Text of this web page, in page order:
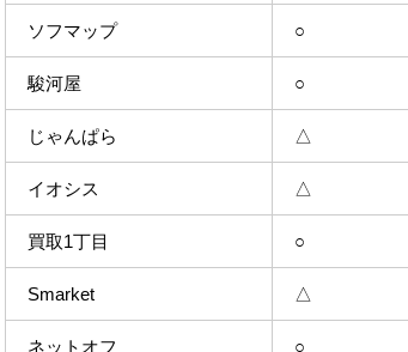
ソフマップ ○
駿河屋 ○
じゃんぱら △
イオシス △
買取1丁目 ○
Smarket △
ネットオフ ○